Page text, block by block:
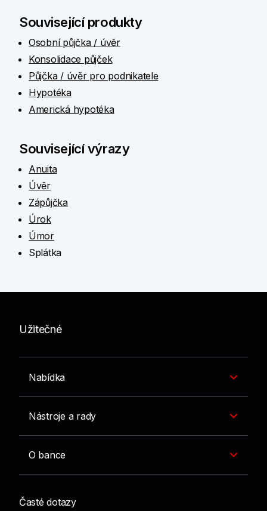
Související produkty
Osobní půjčka / úvěr
Konsolidace půjček
Půjčka / úvěr pro podnikatele
Hypotéka
Americká hypotéka
Související výrazy
Anuita
Úvěr
Zápůjčka
Úrok
Úmor
Splátka
Užitečné
Nabídka
Nástroje a rady
O bance
Časté dotazy